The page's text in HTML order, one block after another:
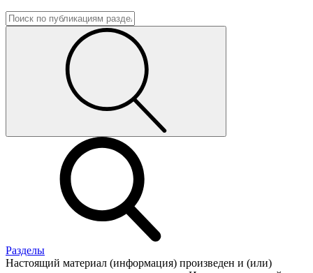
Разделы
Настоящий материал (информация) произведен и (или)